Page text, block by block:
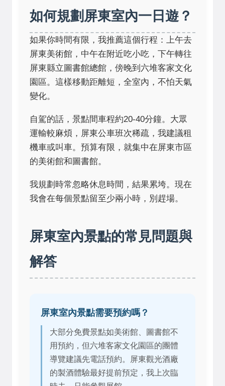
如何規劃屏東室內一日遊？
如果你時間有限，我推薦這個行程：上午去
屏東美術館，中午在附近吃小吃，下午轉往
屏東縣立圖書館總館，傍晚到六堆客家文化
園區。這樣移動距離短，全室內，不怕天氣
變化。
自駕的話，景點間車程約20-40分鐘。大眾
運輸較麻煩，屏東公車班次稀疏，我建議租
機車或叫車。預算有限，就集中在屏東市區
的美術館和圖書館。
我規劃時常忽略休息時間，結果累垮。現在
我會在每個景點留至少兩小時，別趕場。
屏東室內景點的常見問題與
解答
屏東室內景點需要預約嗎？
大部分免費景點如美術館、圖書館不
用預約，但六堆客家文化園區的團體
導覽建議先電話預約。屏東觀光酒廠
的製酒體驗最好提前預定，我上次臨